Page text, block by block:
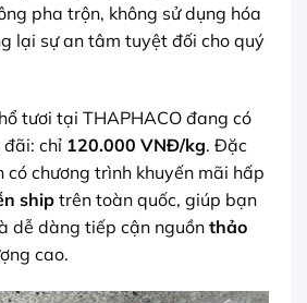
pha trộn, không sử dụng hóa
lại sự an tâm tuyệt đối cho quý
tươi tại THAPHACO đang có
đãi: chỉ 120.000 VNĐ/kg. Đặc
có chương trình khuyến mãi hấp
ship trên toàn quốc, giúp bạn
dễ dàng tiếp cận nguồn thảo
cao.